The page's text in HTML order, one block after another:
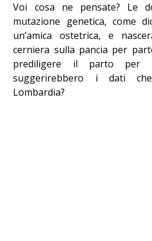
Voi cosa ne pensate? Le
mutazione genetica, come
un’amica ostetrica, e
cerniera sulla pancia per
prediligere il parto per
suggerirebbero i dati
Lombardia?